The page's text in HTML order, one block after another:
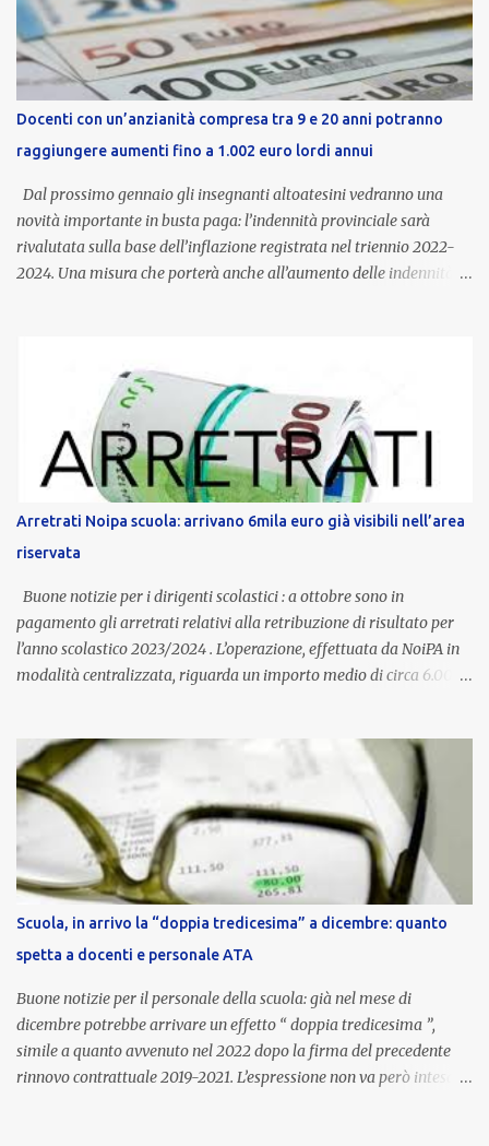
Docenti con un’anzianità compresa tra 9 e 20 anni potranno
raggiungere aumenti fino a 1.002 euro lordi annui
Dal prossimo gennaio gli insegnanti altoatesini vedranno una
novità importante in busta paga: l’indennità provinciale sarà
rivalutata sulla base dell’inflazione registrata nel triennio 2022-
2024. Una misura che porterà anche all’aumento delle indennità di
dedicato alle donne vittime di violenza di genere, in linea con la
normativa nazionale e con l’obiettivo di offrire maggiore tutela e
supporto in situazioni delicate. L’indennità provinciale per i docenti
è un unicum in Italia: si tratta di una misura esclusiva della
Provincia autonoma di Bolzano, che integra in maniera stabile lo
stipendio nazionale grazie alle prerogative garantite
dall’autonomia locale. Non è un bonus temporaneo né un
compenso accessorio, ma una voce strutturale di retribuzione,
aggiornata periodicamente in base al cost...
Arretrati Noipa scuola: arrivano 6mila euro già visibili nell’area
riservata
Buone notizie per i dirigenti scolastici : a ottobre sono in
pagamento gli arretrati relativi alla retribuzione di risultato per
l’anno scolastico 2023/2024 . L’operazione, effettuata da NoiPA in
modalità centralizzata, riguarda un importo medio di circa 6.000
ordinaria di ottobre . Cos’è la retribuzione di risultato La
retribuzione di risultato rappresenta la parte variabile dello
stipendio dei dirigenti scolastici. Viene corrisposta per valorizzare
la qualità dell’attività svolta, la gestione delle risorse e il
raggiungimento degli obiettivi fissati dal Ministero dell’Istruzione
e del Merito (MIM) . Per l’anno scolastico 2023/2024, il MIM ha
completato la procedura di valutazione e trasmesso i dati a NoiPA,
che ha poi disposto la liquidazione automatica in busta paga . Gli
importi e le trattenute L’importo medio lordo riconosciuto è di 6....
Scuola, in arrivo la “doppia tredicesima” a dicembre: quanto
spetta a docenti e personale ATA
Buone notizie per il personale della scuola: già nel mese di
dicembre potrebbe arrivare un effetto “ doppia tredicesima ”,
simile a quanto avvenuto nel 2022 dopo la firma del precedente
rinnovo contrattuale 2019-2021. L’espressione non va però intesa in